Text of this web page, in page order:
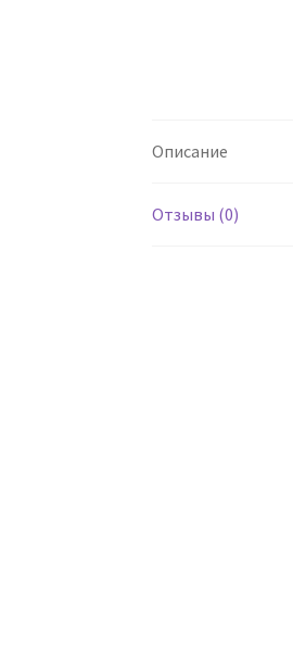
Описание
Отзывы (0)